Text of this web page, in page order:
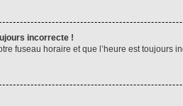
incorrecte !
fuseau horaire et que l’heure est